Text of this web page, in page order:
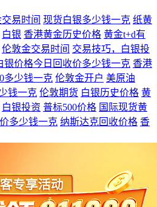
易时间 现货白银多少钱一克 纸黄
白银 香港黄金历史价格 黄金t+d有
伦敦金交易时间 交易技巧，白银投
银价格今日回收价多少钱一克 香港
多少钱一克 伦敦金开户 美原油
钱一克 伦敦期货 白银历史价格 黄
白银投资 普标500价格 国际现货黄
多少钱一克 纳斯达克回收价格 香